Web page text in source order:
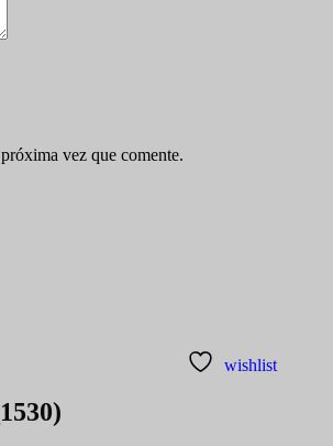
vez que comente.
wishlist